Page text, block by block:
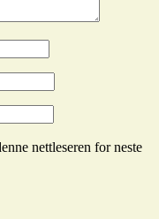
nettleseren for neste